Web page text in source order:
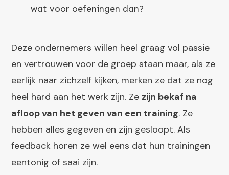
wat voor oefeningen dan?
Deze ondernemers willen heel graag vol passie
en vertrouwen voor de groep staan maar, als ze
eerlijk naar zichzelf kijken, merken ze dat ze nog
heel hard aan het werk zijn. Ze zijn bekaf na
afloop van het geven van een training. Ze
hebben alles gegeven en zijn gesloopt. Als
feedback horen ze wel eens dat hun trainingen
eentonig of saai zijn.